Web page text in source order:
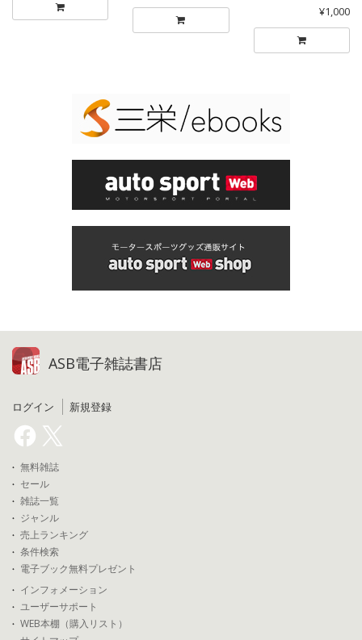
¥1,000
ASB電子雑誌書店
ログイン 新規登録
無料雑誌
セール
雑誌一覧
ジャンル
売上ランキング
条件検索
電子ブック無料プレゼント
インフォメーション
ユーザーサポート
WEB本棚（購入リスト）